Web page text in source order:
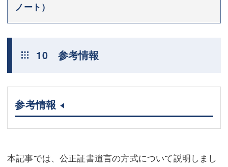
ノート）
10 参考情報
参考情報
本記事では、公正証書遺言の方式について説明しまし